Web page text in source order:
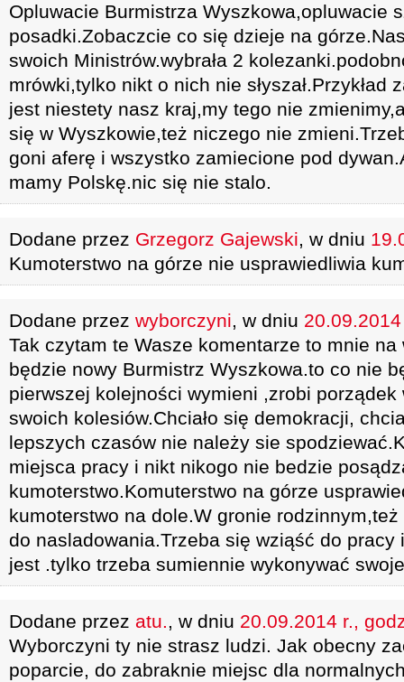
Opluwacie Burmistrza Wyszkowa,opluwacie
posadki.Zobaczcie co się dzieje na
swoich Ministrów.wybrała 2
mrówki,tylko nikt o nich nie słyszał.Przykład
jest niestety nasz kraj,my tego nie
się w Wyszkowie,też niczego nie
goni aferę i wszystko zamiecione pod
mamy Polskę.nic się nie stalo.
Dodane przez Grzegorz Gajewski, w dniu
Kumoterstwo na górze nie usprawiedliwia
Dodane przez wyborczyni, w dniu
Tak czytam te Wasze komentarze to mnie
będzie nowy Burmistrz Wyszkowa.to co nie
pierwszej kolejności wymieni ,zrobi
swoich kolesiów.Chciało się demokracji,
lepszych czasów nie należy sie
miejsca pracy i nikt nikogo nie bedzie
kumoterstwo.Komuterstwo na górze
kumoterstwo na dole.W gronie rodzinnym,też
do nasladowania.Trzeba się wziąść do pracy
jest .tylko trzeba sumiennie wykonywać
Dodane przez atu., w dniu 20.09.2014 r.,
Wyborczyni ty nie strasz ludzi. Jak obecny
poparcie, do zabraknie miejsc dla